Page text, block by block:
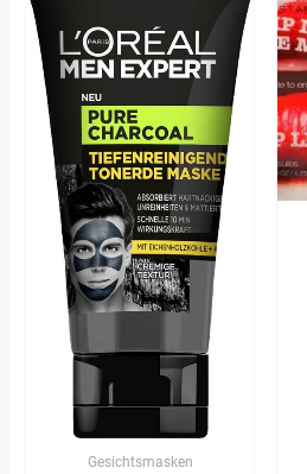
Gesichtsmasken